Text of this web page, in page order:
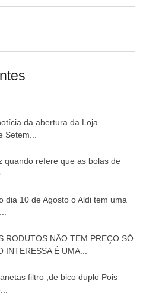
da abertura da Loja
Setem...
quando refere que as bolas de
dia 10 de Agosto o Aldi tem uma
RODUTOS NÃO TEM PREÇO SÓ
INTERESSA É UMA...
filtro ,de bico duplo Pois